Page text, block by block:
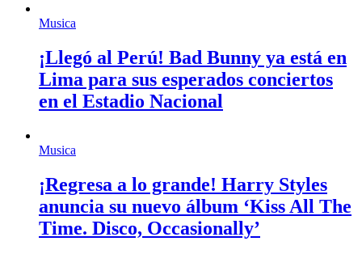
Musica
¡Llegó al Perú! Bad Bunny ya está en
Lima para sus esperados conciertos
en el Estadio Nacional
Musica
¡Regresa a lo grande! Harry Styles
anuncia su nuevo álbum ‘Kiss All The
Time. Disco, Occasionally’